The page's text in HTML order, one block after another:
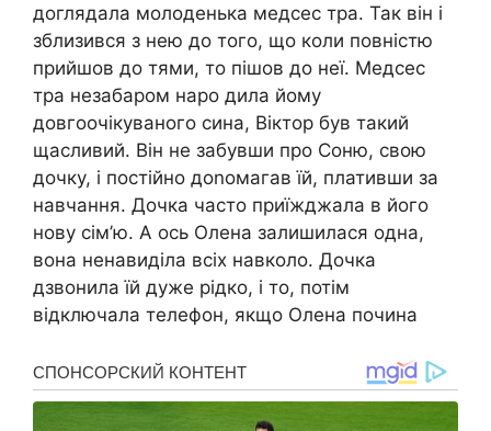
доглядала молоденька медсес тра. Так він і
зблизився з нею до того, що коли повністю
прийшов до тями, то пішов до неї. Медсес
тра незабаром наро дила йому
довгоочікуваного сина, Віктор був такий
щасливий. Він не забувши про Соню, свою
дочку, і постійно доnомагав їй, плативши за
навчання. Дочка часто приїжджала в його
нову сім’ю. А ось Олена залишилася одна,
вона ненавиділа всіх навколо. Дочка
дзвонила їй дуже рідко, і то, потім
відключала телефон, якщо Олена почина